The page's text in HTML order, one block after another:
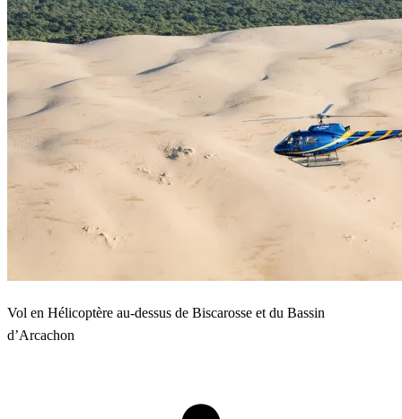
Vol en Hélicoptère au-dessus de Biscarosse et du Bassin
d’Arcachon